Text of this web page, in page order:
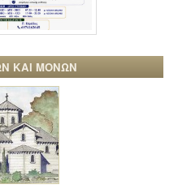
ΚΑΙ ΜΟΝΩΝ